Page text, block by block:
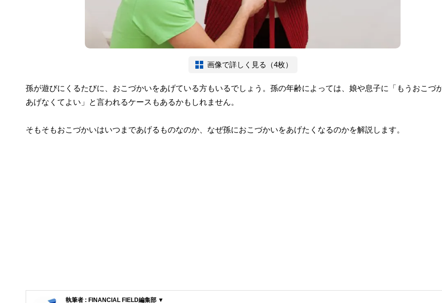
画像で詳しく見る（4枚）
孫が遊びにくるたびに、おこづかいをあげている方もいるでしょう。孫の年齢によっては、娘や息子に「もうおこづ
あげなくてよい」と言われるケースもあるかもしれません。
そもそもおこづかいはいつまであげるものなのか、なぜ孫におこづかいをあげたくなるのかを解説します。
執筆者 : FINANCIAL FIELD編集部 ▼